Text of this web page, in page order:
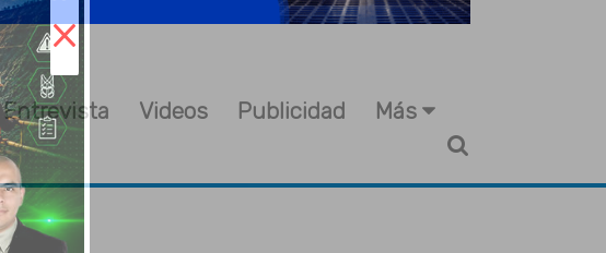
Entrevista Videos Publicidad Más
×